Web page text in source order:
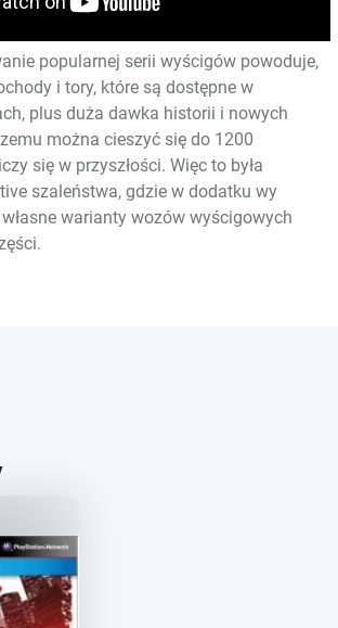
popularnej serii wyścigów powoduje,
i tory, które są dostępne w
plus duża dawka historii i nowych
można cieszyć się do 1200
się w przyszłości. Więc to była
szaleństwa, gdzie w dodatku wy
warianty wozów wyścigowych